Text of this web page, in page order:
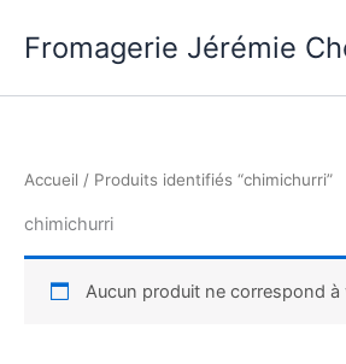
Fromagerie Jérémie
Accueil / Produits identifiés “chimichurri”
chimichurri
Aucun produit ne correspond à